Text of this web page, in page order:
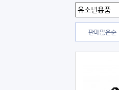
판매많은순